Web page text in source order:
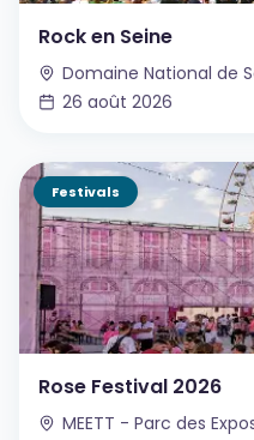
Rock en Seine
26 août 2026
Festivals
Rose Festival 2026
MEETT - Parc des